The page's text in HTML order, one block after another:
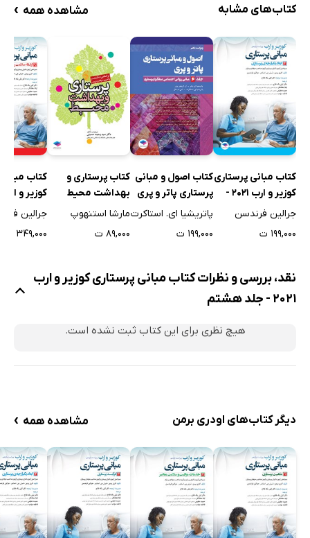
نکات برجسته‌ی فصل
دانش خود را بیازمایید
فصل 35: دارو دادن
مقدمه
استانداردهای فرآورده‌های دارویی
جنبه‌های قانونی اجرای فرآورده های دارویی
اثرات فرآورده‌های دارویی
سوءمصرف فرآورده دارویی
عملکرد فرآورده دارویی در بدن
سیستم‌های اندازه‌گیری
روش‌های مصرف دارو
روش‌های مصرف فرآورده‌های دارویی مخدر
داروهای تزریقی
شستشو
مرور فصل 35
نکات برجسته‌ی فصل
دانش خود را بیازمایید
کتاب‌های مشابه مشاهده همه ›
کتاب مبانی پرستاری
کوزیر و ارب 2021 -
جلد چهارم
جرالین فرندسن
۱۹۹,۰۰۰ ت
کتاب اصول و مبانی
پرستاری پاتر و پری
2021 (ویراست
پاتریشیا ای. استاکرت
۱۹۹,۰۰۰ ت
کتاب پرستاری و
بهداشت محیط
لنکستر
مارشا استنهوپ
۸۹,۰۰۰ ت
کتاب
جلد نهم
جرالین
۳۴۹,۰۰۰ ت
نقد، بررسی و نظرات کتاب مبانی پرستاری کوزیر و ارب
2021 - جلد هشتم
هیچ نظری برای این کتاب ثبت نشده است.
دیگر کتاب‌های اودری برمن مشاهده همه ›